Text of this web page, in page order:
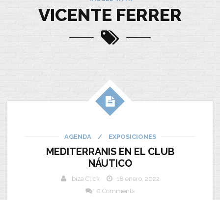
VICENTE FERRER
AGENDA / EXPOSICIONES
MEDITERRANIS EN EL CLUB
NÁUTICO
Ibiza Click
18 enero, 2022
0 Comments